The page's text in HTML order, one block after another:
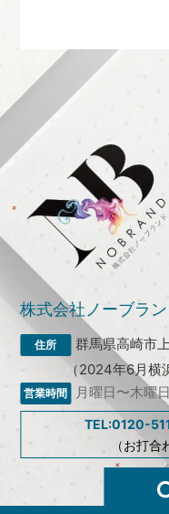
株式会社ノーブラン
群馬県高崎市
（2024年6月横
月曜日〜木曜
TEL:0120-
（お打合